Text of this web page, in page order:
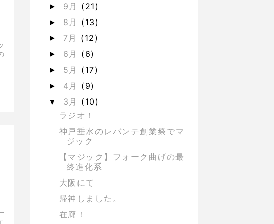
► 9月 (21)
► 8月 (13)
► 7月 (12)
► 6月 (6)
► 5月 (17)
► 4月 (9)
▼ 3月 (10)
ラジオ！
神戸垂水のレバンテ創業祭でマ
ジック
【マジック】フォーク曲げの最
終進化系
大阪にて
帰神しました。
在廊！